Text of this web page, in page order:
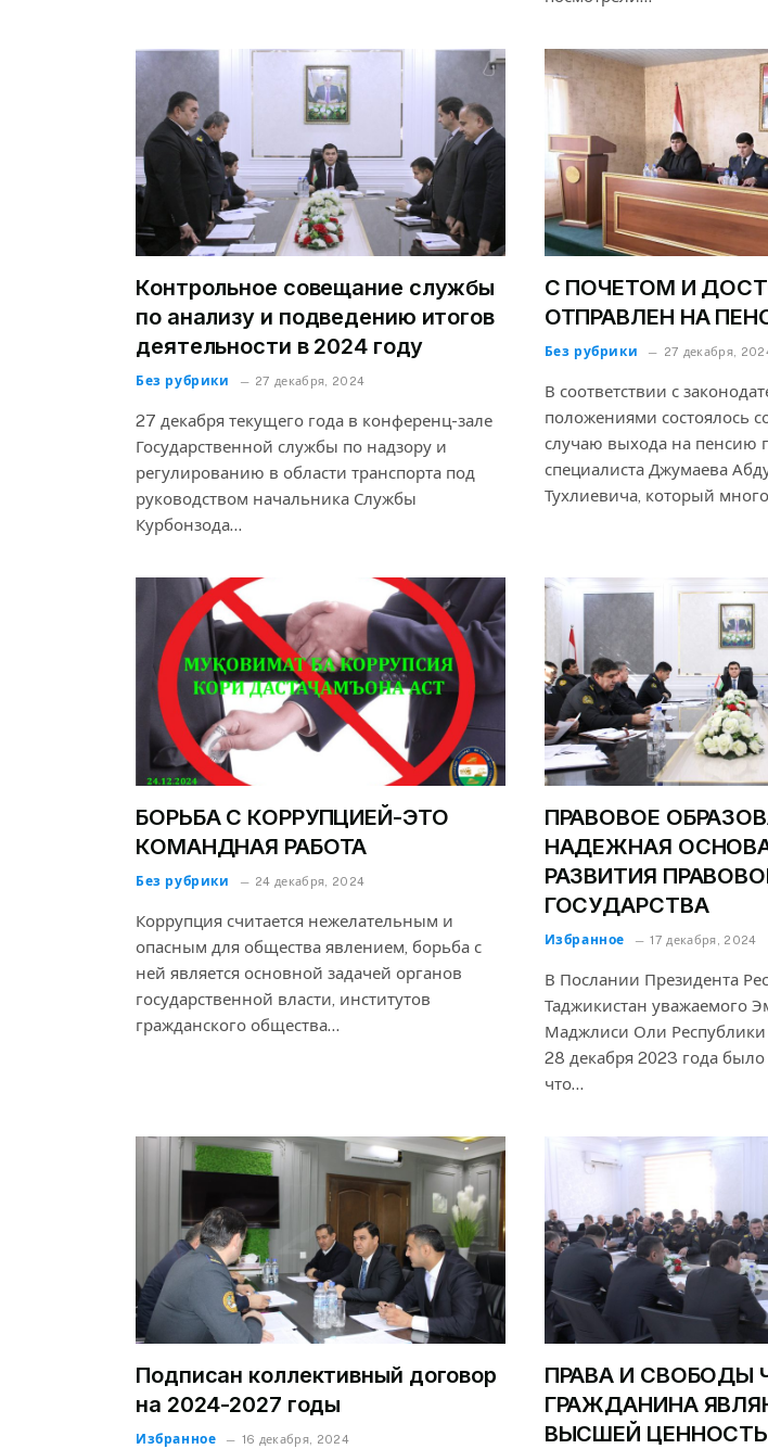
Контрольное совещание службы
по анализу и подведению итогов
деятельности в 2024 году
Без рубрики 27 декабря, 2024
27 декабря текущего года в конференц-зале
Государственной службы по надзору и
регулированию в области транспорта под
руководством начальника Службы
Курбонзода…
С ПОЧЕТОМ И
ОТПРАВЛЕН НА
Без рубрики 27 декабря,
В соответствии с
положениями состоялось
случаю выхода на пенсию
специалиста Джумаева
Тухлиевича, который
БОРЬБА С КОРРУПЦИЕЙ-ЭТО
КОМАНДНАЯ РАБОТА
Без рубрики 24 декабря, 2024
Коррупция считается нежелательным и
опасным для общества явлением, борьба с
ней является основной задачей органов
государственной власти, институтов
гражданского общества…
ПРАВОВОЕ
НАДЕЖНАЯ
РАЗВИТИЯ
ГОСУДАРСТВА
Избранное 17 декабря, 2024
В Послании Президента
Таджикистан уважаемого
Маджлиси Оли Республики
28 декабря 2023 года было
что…
Подписан коллективный договор
на 2024-2027 годы
Избранное 16 декабря, 2024
ПРАВА И СВОБОДЫ
ГРАЖДАНИНА
ВЫСШЕЙ